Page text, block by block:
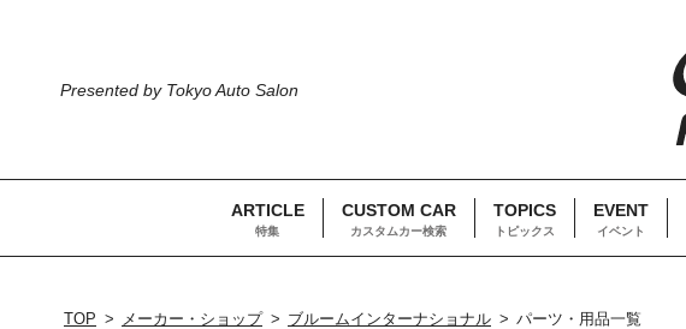
Presented by Tokyo Auto Salon
ARTICLE
特集
CUSTOM CAR
カスタムカー検索
TOPICS
トピックス
EVENT
イベント
TOP メーカー・ショップ ブルームインターナショナル パーツ・用品一覧